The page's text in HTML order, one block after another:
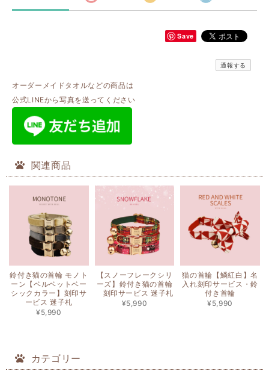
Save
通報する
オーダーメイドタオルなどの商品は
公式LINEから写真を送ってください
関連商品
鈴付き猫の首輪 モノト
ーン【ベルベットベー
シックカラー】刻印サ
ービス 迷子札
¥5,990
【スノーフレークシリ
ーズ】鈴付き猫の首輪
刻印サービス 迷子札
¥5,990
猫の首輪【鱗紅白】名
入れ刻印サービス・鈴
付き首輪
¥5,990
カテゴリー